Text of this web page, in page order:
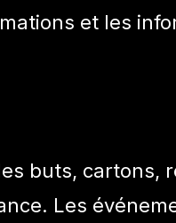
et les
buts, cartons,
Les